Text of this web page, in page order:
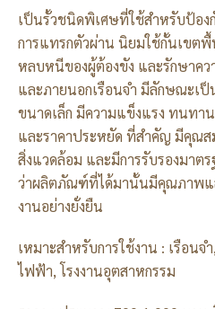
เป็นรั้วชนิดพิเศษที่ใช้สำหรับป้อง
การแทรกตัวผ่าน นิยมใช้กั้นเขต
หลบหนีของผู้ต้องขัง และรักษาค
และภายนอกเรือนจำ มีลักษณะเ
ขนาดเล็ก มีความแข็งแรง ทนทา
และราคาประหยัด ที่สำคัญ มีคุณ
สิ่งแวดล้อม และมีการรับรองมาต
ว่าผลิตภัณฑ์ที่ได้มานั้นมีคุณภาพแ
งานอย่างยั่งยืน
เหมาะสำหรับการใช้งาน : เรือน
ไฟฟ้า, โรงงานอุตสาหกรรม